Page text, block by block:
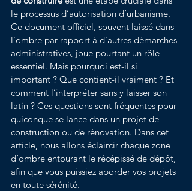
le processus d’autorisation d’urbanisme.
Ce document officiel, souvent laissé dans
l’ombre par rapport à d’autres démarches
administratives, joue pourtant un rôle
essentiel. Mais pourquoi est-il si
important ? Que contient-il vraiment ? Et
comment l’interpréter sans y laisser son
latin ? Ces questions sont fréquentes pour
quiconque se lance dans un projet de
construction ou de rénovation. Dans cet
article, nous allons éclaircir chaque zone
d’ombre entourant le récépissé de dépôt,
afin que vous puissiez aborder vos projets
en toute sérénité.